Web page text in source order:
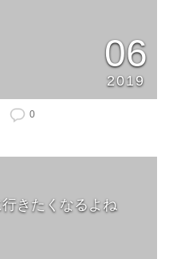
06
2019
0
きたくなるよね